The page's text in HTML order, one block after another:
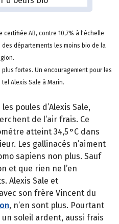
certifiée AB, contre 10,7% à l'échelle
départements les moins bio de la
fortes. Un encouragement pour les
Alexis Sale à Marin.
poules d’Alexis Sale,
de l’air frais. Ce
atteint 34,5 °C dans
Les gallinacés n’aiment
sapiens non plus. Sauf
et que rien ne l’en
Alexis Sale et
son frère Vincent du
, n’en sont plus. Pourtant
soleil ardent, aussi frais